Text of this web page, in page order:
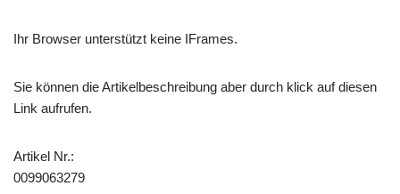
Ihr Browser unterstützt keine IFrames.
Sie können die Artikelbeschreibung aber durch klick auf diesen
Link aufrufen.
Artikel Nr.:
0099063279